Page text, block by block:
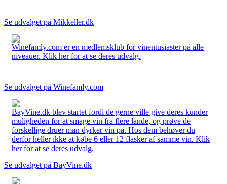
Se udvalget på Mikkeller.dk
Winefamly.com er en medlemsklub for vinentusiaster på alle
niveauer. Klik her for at se deres udvalg.
Se udvalget på Winefamly.com
BayVine.dk blev startet fordi de gerne ville give deres kunder
muligheden for at smage vin fra flere lande, og prøve de
forskellige druer man dyrker vin på. Hos dem behøver du
derfor heller ikke at købe 6 eller 12 flasker af samme vin. Klik
her for at se deres udvalg.
Se udvalget på BayVine.dk